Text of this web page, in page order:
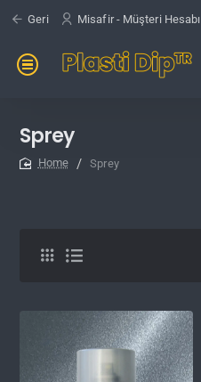
Geri Misafir - Müşteri Hesabı
Sprey
Sprey